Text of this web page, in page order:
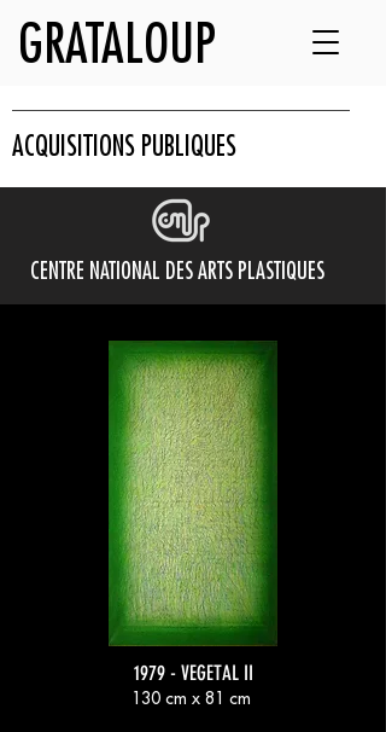
GRATALOUP
ACQUISITIONS PUBLIQUES
CENTRE NATIONAL DES ARTS PLASTIQUES
1979 - VEGETAL II
130 cm x 81 cm